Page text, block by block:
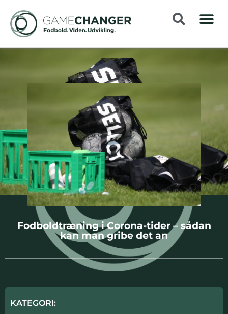
Fodboldtræning i Corona-tider – sådan
kan man gribe det an
KATEGORI: